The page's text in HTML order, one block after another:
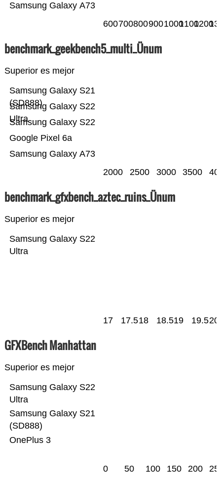
Samsung Galaxy A73
600700800900100011001200
benchmark_geekbench5_multi_Ünum
Superior es mejor
Samsung Galaxy A73
Google Pixel 6a
Samsung Galaxy S22
Samsung Galaxy S22
Ultra
Samsung Galaxy S21
(SD888)
2000 2500 3000 3500
benchmark_gfxbench_aztec_ruins_Ünum
Superior es mejor
Samsung Galaxy S22
Ultra
17 17.518 18.519 19.520
GFXBench Manhattan
Superior es mejor
OnePlus 3
Samsung Galaxy S21
(SD888)
Samsung Galaxy S22
Ultra
0 50 100 150 200